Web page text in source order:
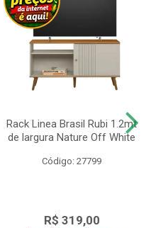
Rack Linea Brasil Rubi 1.2mt
de largura Nature Off White
Código: 27799
R$ 319,00